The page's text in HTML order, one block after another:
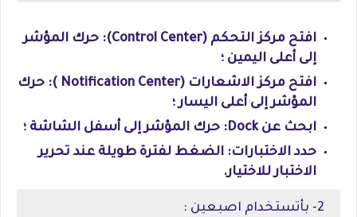
افتح مركز التحكم (Control Center): حرك المؤشر
إلى أعلى اليمين ؛
افتح مركز الاشعارات (Notification Center ): حرك
المؤشر إلى أعلى اليسار ؛
ابحث عن Dock: حرك المؤشر إلى أسفل الشاشة ؛
حدد الاختبارات: الضغط لفترة طويلة عند تحرير
الاختبار للاختيار.
2- بأتستخدام اصبعين :